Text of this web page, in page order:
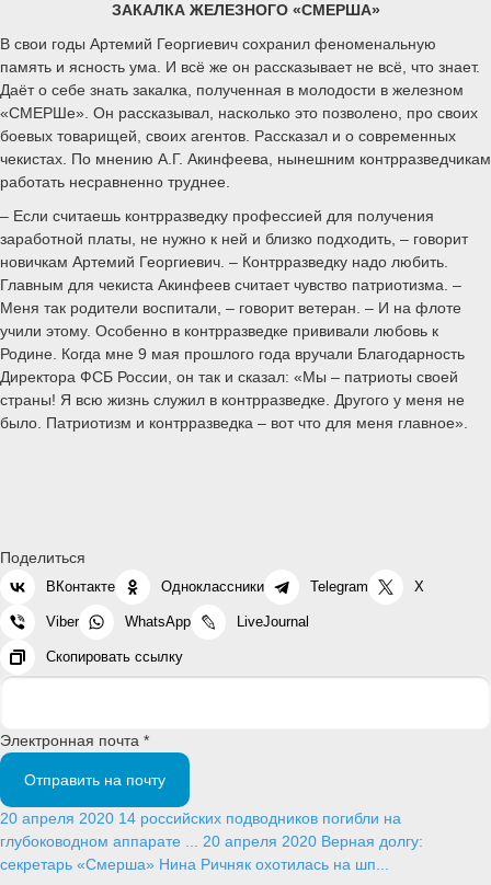
ЗАКАЛКА ЖЕЛЕЗНОГО «СМЕРША»
В свои годы Артемий Георгиевич сохранил феноменальную
память и ясность ума. И всё же он рассказывает не всё, что знает.
Даёт о себе знать закалка, полученная в молодости в железном
«СМЕРШе». Он рассказывал, насколько это позволено, про своих
боевых товарищей, своих агентов. Рассказал и о современных
чекистах. По мнению А.Г. Акинфеева, нынешним контрразведчикам
работать несравненно труднее.
– Если считаешь контрразведку профессией для получения
заработной платы, не нужно к ней и близко подходить, – говорит
новичкам Артемий Георгиевич. – Контрразведку надо любить.
Главным для чекиста Акинфеев считает чувство патриотизма. –
Меня так родители воспитали, – говорит ветеран. – И на флоте
учили этому. Особенно в контрразведке прививали любовь к
Родине. Когда мне 9 мая прошлого года вручали Благодарность
Директора ФСБ России, он так и сказал: «Мы – патриоты своей
страны! Я всю жизнь служил в контрразведке. Другого у меня не
было. Патриотизм и контрразведка – вот что для меня главное».
Поделиться
ВКонтакте Одноклассники Telegram X
Viber WhatsApp LiveJournal
Скопировать ссылку
Электронная почта *
Отправить на почту
20 апреля 2020 14 российских подводников погибли на
глубоководном аппарате ... 20 апреля 2020 Верная долгу:
секретарь «Смерша» Нина Ричняк охотилась на шп...